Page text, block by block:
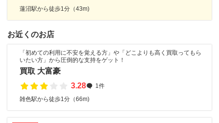
蓮沼駅から徒歩1分（43m)
お近くのお店
「初めての利用に不安を覚える方」や「どこよりも高く買取ってもら
いたい方」から圧倒的な支持をゲット！
買取 大富豪
3.28
1件
雑色駅から徒歩1分（66m)